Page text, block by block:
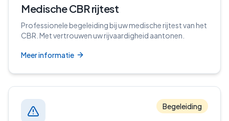
Medische CBR rijtest
Professionele begeleiding bij uw medische rijtest van het
CBR. Met vertrouwen uw rijvaardigheid aantonen.
Meer informatie
Begeleiding